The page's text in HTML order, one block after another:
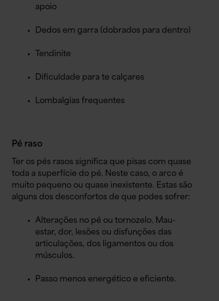
apoio
Dedos em garra (dobrados para dentro)
Tendinite
Dificuldade para te calçares
Lombalgias frequentes
Pé raso
Ter os pés rasos significa que pisas com quase
toda a superfície do pé. Neste caso, o arco é
muito pequeno ou quase inexistente. Estas são
alguns dos desconfortos de que podes sofrer:
Alterações no pé ou tornozelo. Mau-
estar, dor, lesões ou disfunções das
articulações, dos ligamentos ou dos
músculos.
Passo menos energético e eficiente.